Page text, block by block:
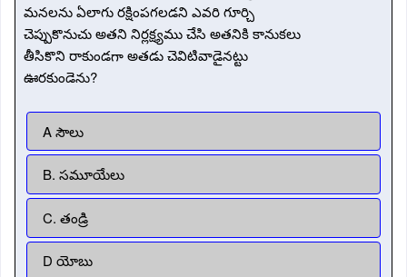
మనలను ఏలాగు రక్షింపగలడని ఎవరి గూర్చి
చెప్పుకొనుచు అతని నిర్లక్ష్యము చేసి అతనికి కానుకలు
తీసికొని రాకుండగా అతడు చెవిటివాడైనట్టు
ఊరకుండెను?
A సౌలు
B. సమూయేలు
C. తండ్రి
D యోబు